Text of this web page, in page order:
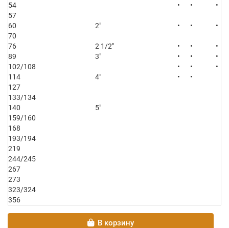
54
• •
•
57
60
2″ • •
•
70
76
2 1/2″ • •
•
89
3″ • •
•
102/108
• •
•
114
4″ •
•
127
133/134
140
5″
159/160
168
193/194
219
244/245
267
273
323/324
356
В корзину